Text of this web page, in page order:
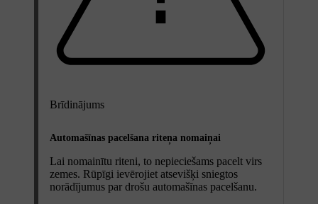
Brīdinājums
Automašīnas pacelšana riteņa nomaiņai
Lai nomainītu riteni, to nepieciešams pacelt virs
zemes. Rūpīgi ievērojiet atsevišķi sniegtos
norādījumus par drošu automašīnas pacelšanu.